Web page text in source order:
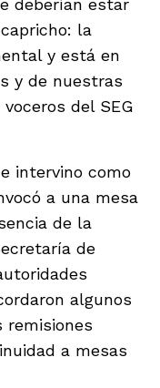
la
y está en
y de nuestras
del SEG
intervino como
a una mesa
de la
de
algunos
remisiones
a mesas